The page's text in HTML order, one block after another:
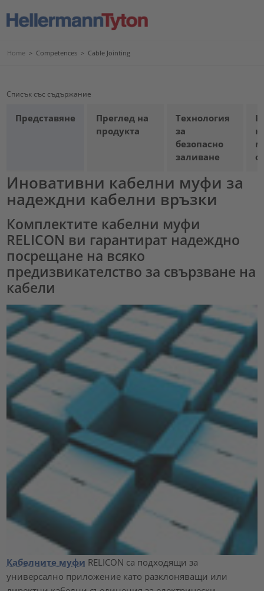
Home > Competences > Cable Jointing
Списък със съдържание
Представяне
Преглед на
продукта
Технология
за
безопасно
заливане
Иновативни кабелни муфи за
надеждни кабелни връзки
Комплектите кабелни муфи
RELICON ви гарантират надеждно
посрещане на всяко
предизвикателство за свързване на
кабели
Кабелните муфи RELICON са подходящи за
универсално приложение като разклоняващи или